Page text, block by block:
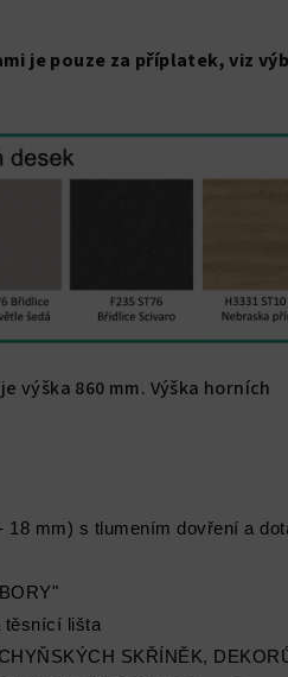
je pouze za příplatek, viz
výška 860 mm. Výška horních
18 mm) s tlumením dovření a
těsnící lišta
SKŘÍNĚK,